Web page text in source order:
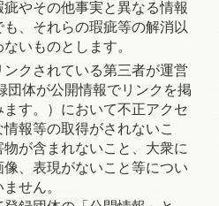
やその他事実と異なる情報
、それらの瑕疵等の解消以
いものとします。
クされている第三者が運営
団体が公開情報でリンクを掲
す。）において不正アクセ
報等の取得がされないこ
が含まれないこと、大衆に
、表現がないこと等につい
せん。